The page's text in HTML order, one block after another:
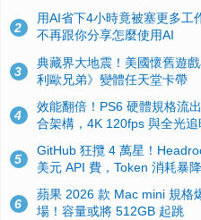
2
用AI省下4小時竟被塞更多工
不再跟你分享怎麼使用AI
3
典藏界大地震！美國懷舊遊
利歐兄弟》變體任天堂卡帶
4
效能翻倍！PS6 硬體規格流
合架構，4K 120fps 與全光
5
GitHub 狂攬 4 萬星！
美元 API 費，Token 消耗暴
6
蘋果 2026 款 Mac mini 規格
場！容量或將 512GB 起跳